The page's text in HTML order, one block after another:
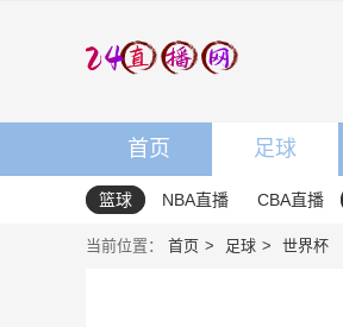
首页 足球
篮球 NBA直播 CBA直播
当前位置： 首页 足球 世界杯